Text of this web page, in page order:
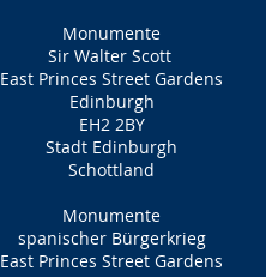
Monumente
Sir Walter Scott
East Princes Street Gardens
Edinburgh
EH2 2BY
Stadt Edinburgh
Schottland
Monumente
spanischer Bürgerkrieg
East Princes Street Gardens